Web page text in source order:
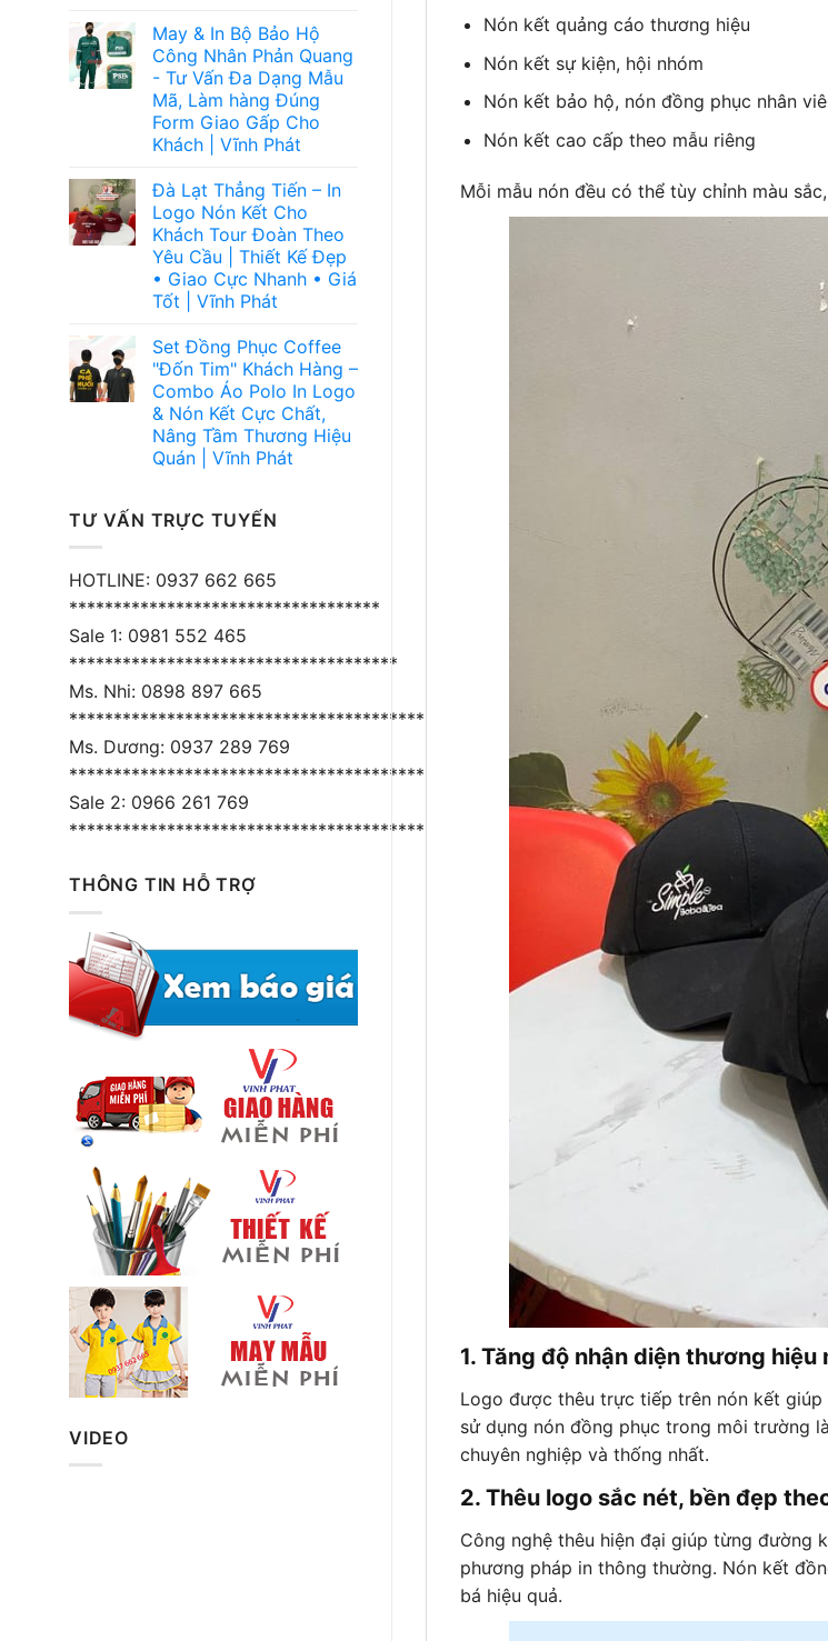
May & In Bộ Bảo Hộ
Công Nhân Phản Quang
- Tư Vấn Đa Dạng Mẫu
Mã, Làm hàng Đúng
Form Giao Gấp Cho
Khách | Vĩnh Phát
Đà Lạt Thẳng Tiến – In
Logo Nón Kết Cho
Khách Tour Đoàn Theo
Yêu Cầu | Thiết Kế Đẹp
• Giao Cực Nhanh • Giá
Tốt | Vĩnh Phát
Set Đồng Phục Coffee
"Đốn Tim" Khách Hàng –
Combo Áo Polo In Logo
& Nón Kết Cực Chất,
Nâng Tầm Thương Hiệu
Quán | Vĩnh Phát
TƯ VẤN TRỰC TUYẾN
HOTLINE: 0937 662 665
***********************************
Sale 1: 0981 552 465
*************************************
Ms. Nhi: 0898 897 665
****************************************
Ms. Dương: 0937 289 769
*****************************************
Sale 2: 0966 261 769
*****************************************
THÔNG TIN HỖ TRỢ
VIDEO
Nón kết quảng cáo thương hiệu
Nón kết sự kiện, hội nhóm
Nón kết bảo hộ, nón đồng phục nhân
Nón kết cao cấp theo mẫu riêng
Mỗi mẫu nón đều có thể tùy chỉnh màu
1. Tăng độ nhận diện thương hiệu
Logo được thêu trực tiếp trên nón kết giúp
sử dụng nón đồng phục trong môi trường
chuyên nghiệp và thống nhất.
2. Thêu logo sắc nét, bền đẹp
Công nghệ thêu hiện đại giúp từng
phương pháp in thông thường. Nón kết
bá hiệu quả.